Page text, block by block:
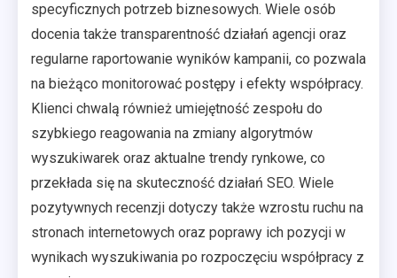
specyficznych potrzeb biznesowych. Wiele osób
docenia także transparentność działań agencji oraz
regularne raportowanie wyników kampanii, co pozwala
na bieżąco monitorować postępy i efekty współpracy.
Klienci chwalą również umiejętność zespołu do
szybkiego reagowania na zmiany algorytmów
wyszukiwarek oraz aktualne trendy rynkowe, co
przekłada się na skuteczność działań SEO. Wiele
pozytywnych recenzji dotyczy także wzrostu ruchu na
stronach internetowych oraz poprawy ich pozycji w
wynikach wyszukiwania po rozpoczęciu współpracy z